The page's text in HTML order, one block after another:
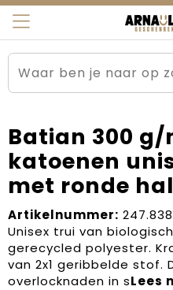
Relatiegeschenken
Sportkleding
Werkkleding
Tassen
Beurs en
Brievenbuspakketten
Carnaval
Kerstartikelen
Kerstpakketten
Arnauld
MijnEigenKadootje
Ons team
Contact
Blogs
Batian 300 g/
katoenen
met ronde
Artikelnummer:
Unisex trui van
gerecycled polyester.
van 2x1 geribbelde stof.
overlocknaden in s